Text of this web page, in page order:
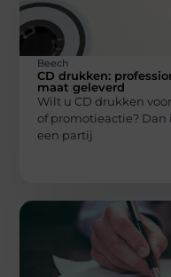
Beech
CD drukken:
maat geleverd
Wilt u CD drukken
of promotieactie?
een partij